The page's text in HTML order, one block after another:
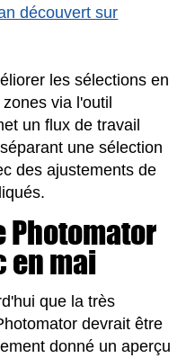
découvert sur
les sélections en
via l'outil
un flux de travail
une sélection
des ajustements de
Photomator
en mai
que la très
devrait être
donné un aperçu